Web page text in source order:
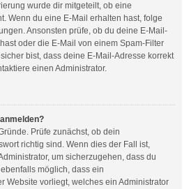
wurde dir mitgeteilt, ob eine
Wenn du eine E-Mail erhalten hast, folge
Ansonsten prüfe, ob du deine E-Mail-
oder die E-Mail von einem Spam-Filter
bist, dass deine E-Mail-Adresse korrekt
einen Administrator.
Prüfe zunächst, ob dein
richtig sind. Wenn dies der Fall ist,
um sicherzugehen, dass du
möglich, dass ein
Website vorliegt, welches ein Administrator